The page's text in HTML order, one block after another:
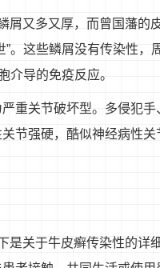
屑又多又厚，而曾国藩的
。这些鳞屑没有传染性
介导的免疫反应。
重关节破坏型。多侵犯
节强硬，酷似神经病性
是关于牛皮癣传染性的详